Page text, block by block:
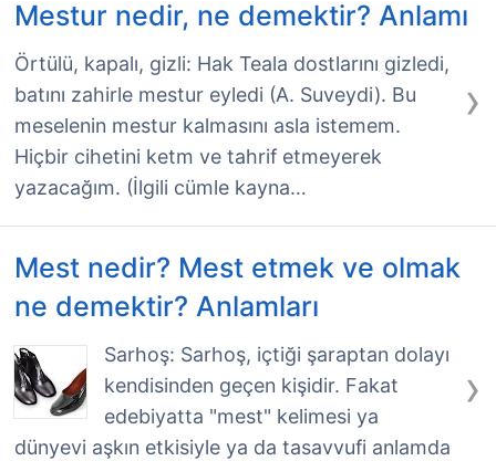
Mestur nedir, ne demektir? Anlamı
›
Örtülü, kapalı, gizli: Hak Teala dostlarını gizledi,
batını zahirle mestur eyledi (A. Suveydi). Bu
meselenin mestur kalmasını asla istemem.
Hiçbir cihetini ketm ve tahrif etmeyerek
yazacağım. (İlgili cümle kayna…
Mest nedir? Mest etmek ve olmak
ne demektir? Anlamları
›
Sarhoş: Sarhoş, içtiği şaraptan dolayı
kendisinden geçen kişidir. Fakat
edebiyatta "mest" kelimesi ya
dünyevi aşkın etkisiyle ya da tasavvufi anlamda